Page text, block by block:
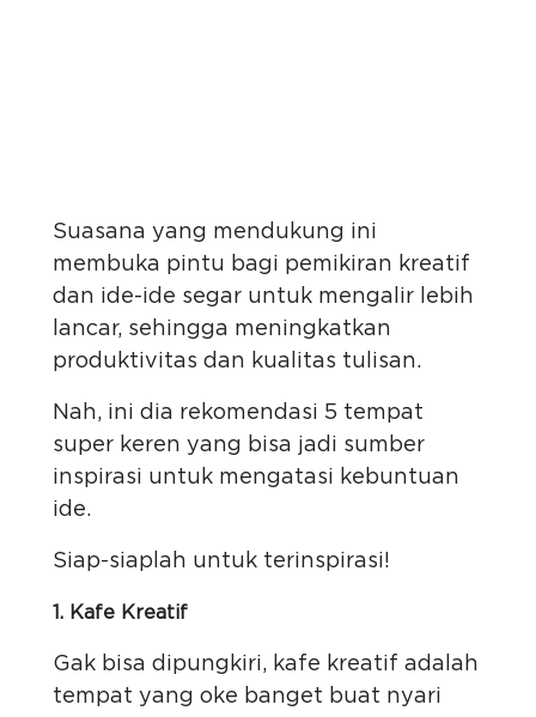
Suasana yang mendukung ini
membuka pintu bagi pemikiran kreatif
dan ide-ide segar untuk mengalir lebih
lancar, sehingga meningkatkan
produktivitas dan kualitas tulisan.
Nah, ini dia rekomendasi 5 tempat
super keren yang bisa jadi sumber
inspirasi untuk mengatasi kebuntuan
ide.
Siap-siaplah untuk terinspirasi!
1. Kafe Kreatif
Gak bisa dipungkiri, kafe kreatif adalah
tempat yang oke banget buat nyari